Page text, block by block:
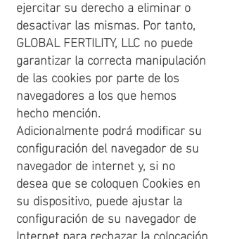
ejercitar su derecho a eliminar o
desactivar las mismas. Por tanto,
GLOBAL FERTILITY, LLC no puede
garantizar la correcta manipulación
de las cookies por parte de los
navegadores a los que hemos
hecho mención.
Adicionalmente podrá modificar su
configuración del navegador de su
navegador de internet y, si no
desea que se coloquen Cookies en
su dispositivo, puede ajustar la
configuración de su navegador de